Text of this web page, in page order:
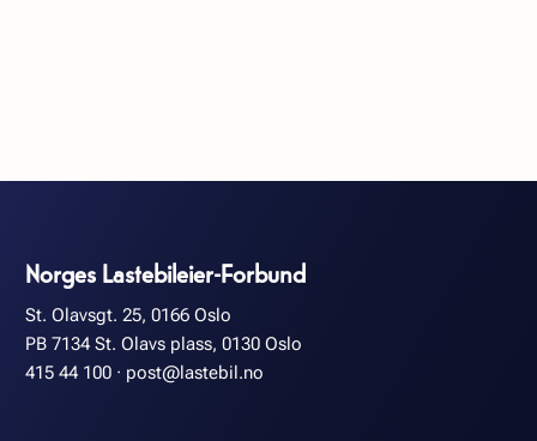
Norges Lastebileier-Forbund
St. Olavsgt. 25, 0166 Oslo
PB 7134 St. Olavs plass, 0130 Oslo
415 44 100 · post@lastebil.no